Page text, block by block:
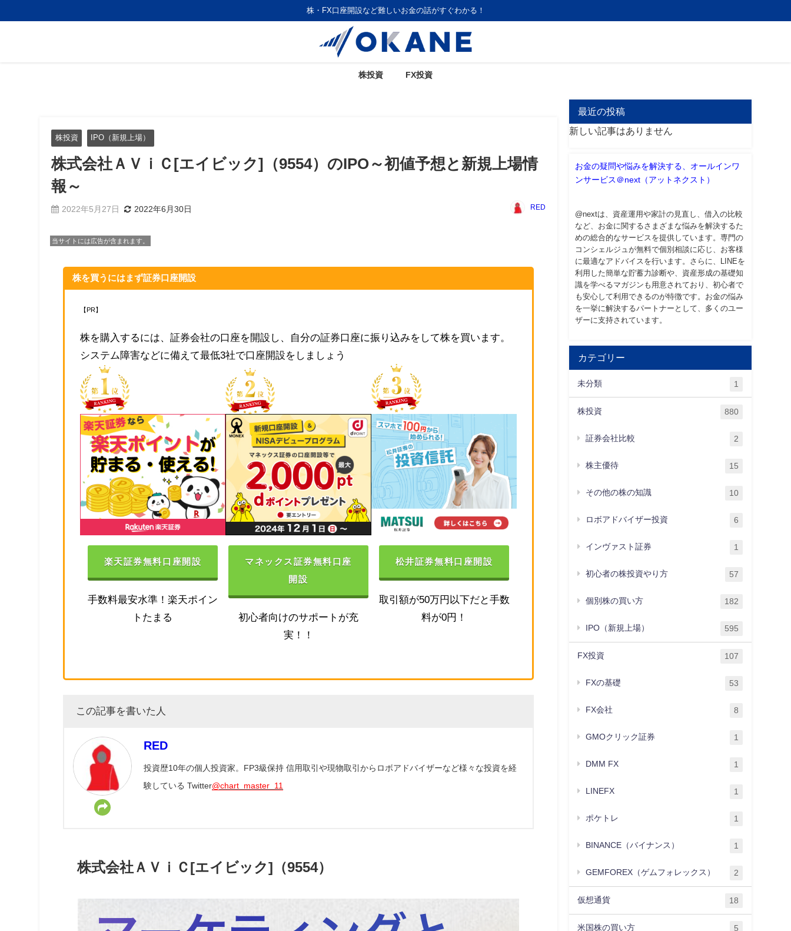
株・FX口座開設など難しいお金の話がすぐわかる！
株投資 FX投資
株投資 IPO（新規上場）
株式会社ＡＶｉＣ[エイビック]（9554）のIPO～初値予想と新規上場情
報～
2022年5月27日 2022年6月30日 RED
当サイトには広告が含まれます。
株を買うにはまず証券口座開設
【PR】
株を購入するには、証券会社の口座を開設し、自分の証券口座に振り込みをして株を買います。
システム障害などに備えて最低3社で口座開設をしましょう
楽天証券無料口座開設
手数料最安水準！楽天ポイン
トたまる
マネックス証券無料口座
開設
初心者向けのサポートが充
実！！
松井証券無料口座開設
取引額が50万円以下だと手数
料が0円！
この記事を書いた人
RED
投資歴10年の個人投資家。FP3級保持 信用取引や現物取引からロボアドバイザーなど様々な投資を経
験している Twitter@chart_master_11
株式会社ＡＶｉＣ[エイビック]（9554）
最近の投稿
新しい記事はありません
お金の疑問や悩みを解決する、オールインワ
ンサービス＠next（アットネクスト）
@nextは、資産運用や家計の見直し、借入の比較
など、お金に関するさまざまな悩みを解決するた
めの総合的なサービスを提供しています。専門の
コンシェルジュが無料で個別相談に応じ、お客様
に最適なアドバイスを行います。さらに、LINEを
利用した簡単な貯蓄力診断や、資産形成の基礎知
識を学べるマガジンも用意されており、初心者で
も安心して利用できるのが特徴です。お金の悩み
を一挙に解決するパートナーとして、多くのユー
ザーに支持されています。
カテゴリー
未分類 1
株投資 880
証券会社比較 2
株主優待 15
その他の株の知識 10
ロボアドバイザー投資 6
インヴァスト証券 1
初心者の株投資やり方 57
個別株の買い方 182
IPO（新規上場） 595
FX投資 107
FXの基礎 53
FX会社 8
GMOクリック証券 1
DMM FX 1
LINEFX 1
ポケトレ 1
BINANCE（バイナンス） 1
GEMFOREX（ゲムフォレックス） 2
仮想通貨 18
米国株の買い方 5